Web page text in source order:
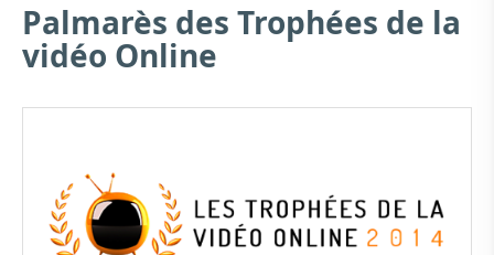
Palmarès des Trophées de la
vidéo Online